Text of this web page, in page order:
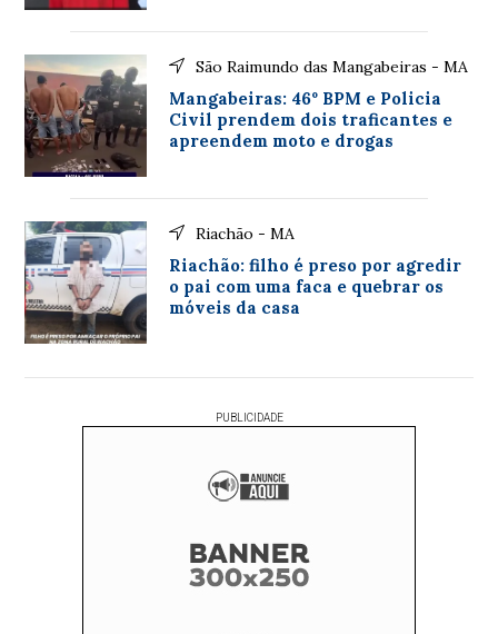
São Raimundo das Mangabeiras - MA
Mangabeiras: 46º BPM e Policia
Civil prendem dois traficantes e
apreendem moto e drogas
Riachão - MA
Riachão: filho é preso por agredir
o pai com uma faca e quebrar os
móveis da casa
PUBLICIDADE